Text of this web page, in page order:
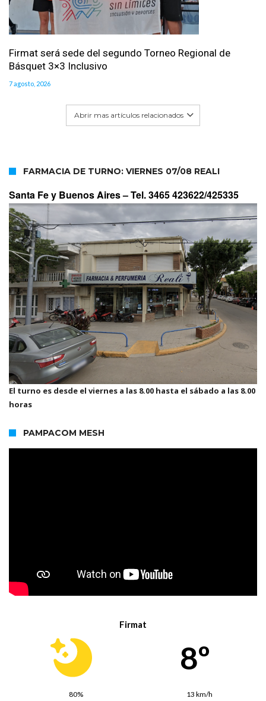
Firmat será sede del segundo Torneo Regional de
Básquet 3×3 Inclusivo
7 agosto, 2026
Abrir mas artículos relacionados
FARMACIA DE TURNO: VIERNES 07/08 REALI
Santa Fe y Buenos Aires –Tel. 3465 423622/425335
El turno es desde el viernes a las 8.00 hasta el sábado a las 8.00
horas
PAMPACOM MESH
Firmat
8º
80%
13 km/h